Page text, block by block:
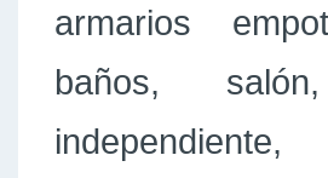
armarios
baños,